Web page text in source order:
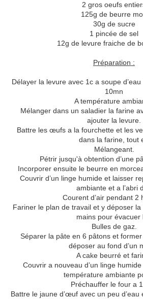
2 gros oeufs
125g de beurre
30g de sucre
1 pincée de sel
12g de levure fraiche de
Préparation :
Délayer la levure avec 1c a soupe
10mn
A température
Mélanger dans un saladier la farine
ajouter la levure.
Battre les œufs a la fourchette et les
dans la farine, tout
Mélangeant.
Pétrir jusqu'à obtention d’une
Incorporer ensuite le beurre en
Couvrir d’un linge humide et laisser
ambiante et a l’abri
Courent d’air pendant 2
Fariner le plan de travail et y déposer la
mains pour évacuer
Bulles de gaz.
Séparer la pâte en 6 pâtons et
déposer au fond d’un
A cake beurré et
Couvrir a nouveau d’un linge
température ambiante
Préchauffer le four a
Battre le jaune d’œuf avec un peu